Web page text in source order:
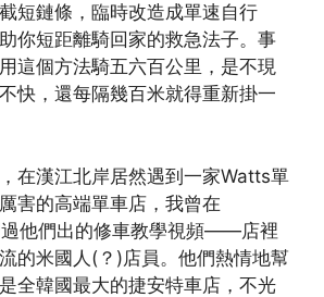
短鏈條，臨時改造成單速自行
你短距離騎回家的救急法子。事
這個方法騎五六百公里，是不現
，還每隔幾百米就得重新掛一
在漢江北岸居然遇到一家Watts單
害的高端單車店，我曾在
他們出的修車教學視頻——店裡
的米國人(？)店員。他們熱情地幫
全韓國最大的捷安特車店，不光